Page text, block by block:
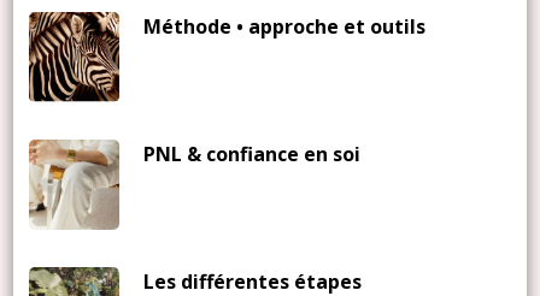
Méthode • approche et outils
PNL & confiance en soi
Les différentes étapes